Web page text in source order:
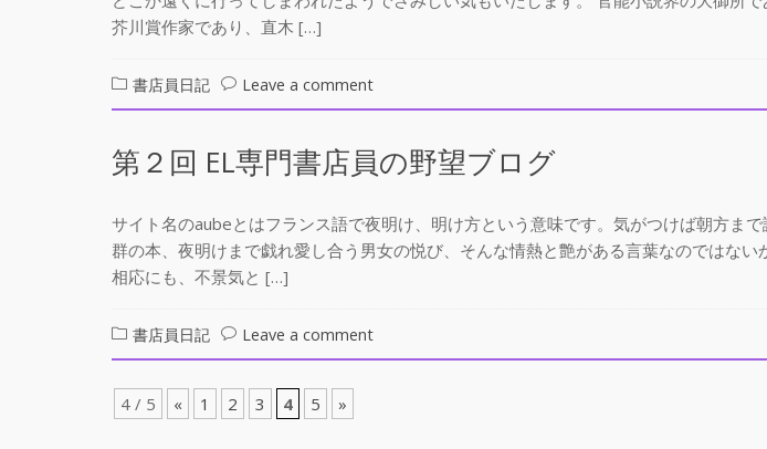
の
し
め
な
も
芥川賞作家であり、直木 […]
書店員日記 Leave a commenton
第
回
丁
の
夢
界
を
第２回 EL専門書店員の野望ブログ
サイト名のaubeとはフランス語で夜明け、明け方という意味です。気がつけば朝方ま
群の本、夜明けまで戯れ愛し合う男女の悦び、そんな情熱と艶がある言葉なのではない
相応にも、不景気と […]
書店員日記 Leave a commenton
第
4 / 5 « 1 2 3 4 5 »